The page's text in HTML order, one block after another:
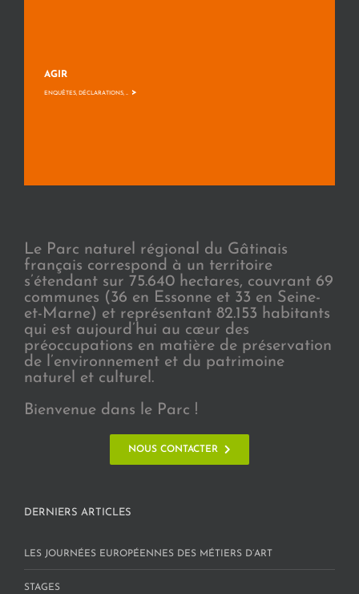
AGIR
ENQUÊTES, DÉCLARATIONS, ... >
Le Parc naturel régional du Gâtinais
français correspond à un territoire
s’étendant sur 75.640 hectares, couvrant 69
communes (36 en Essonne et 33 en Seine-
et-Marne) et représentant 82.153 habitants
qui est aujourd’hui au cœur des
préoccupations en matière de préservation
de l’environnement et du patrimoine
naturel et culturel.
Bienvenue dans le Parc !
NOUS CONTACTER
DERNIERS ARTICLES
LES JOURNÉES EUROPÉENNES DES MÉTIERS D’ART
STAGES